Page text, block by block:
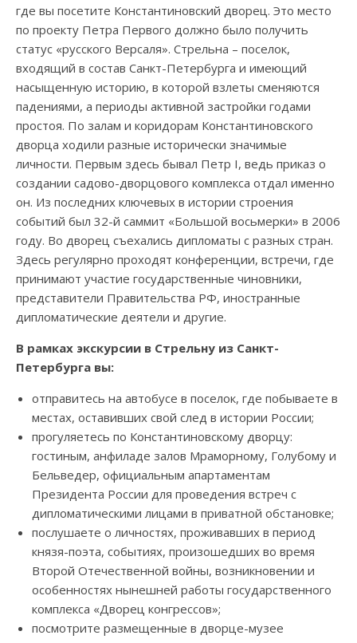
где вы посетите Константиновский дворец . Это место
по проекту Петра Первого должно было получить
статус «русского Версаля». Стрельна – поселок,
входящий в состав Санкт-Петербурга и имеющий
насыщенную историю, в которой взлеты сменяются
падениями, а периоды активной застройки годами
простоя. По залам и коридорам Константиновского
дворца ходили разные исторически значимые
личности. Первым здесь бывал Петр I, ведь приказ о
создании садово-дворцового комплекса отдал именно
он. Из последних ключевых в истории строения
событий был 32-й саммит «Большой восьмерки» в 2006
году. Во дворец съехались дипломаты с разных стран.
Здесь регулярно проходят конференции, встречи, где
принимают участие государственные чиновники,
представители Правительства РФ, иностранные
дипломатические деятели и другие.
В рамках экскурсии в Стрельну из Санкт-
Петербурга вы:
отправитесь на автобусе в поселок, где побываете в
местах, оставивших свой след в истории России;
прогуляетесь по Константиновскому дворцу:
гостиным, анфиладе залов Мраморному, Голубому и
Бельведер, официальным апартаментам
Президента России для проведения встреч с
дипломатическими лицами в приватной обстановке;
послушаете о личностях, проживавших в период
князя-поэта, событиях, произошедших во время
Второй Отечественной войны, возникновении и
особенностях нынешней работы государственного
комплекса «Дворец конгрессов»;
посмотрите размещенные в дворце-музее